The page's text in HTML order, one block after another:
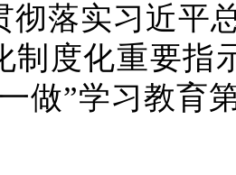
实习近平总
制度化重要指
做”学习教育